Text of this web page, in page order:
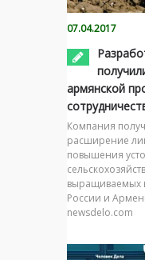
07.04.2017
армянской
Компания
расширение
повышения
выращиваемых
России и
newsdelo.com